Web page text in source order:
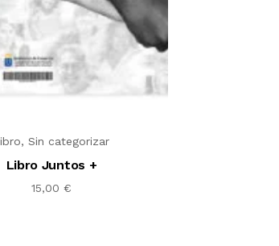
,Sin categorizar
Libro Juntos +
15,00 €